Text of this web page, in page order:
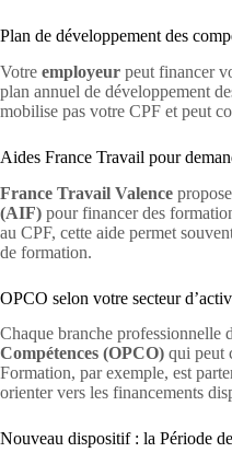
Plan de développement des
Votre employeur peut financer
plan annuel de développement
mobilise pas votre CPF et peut
Aides France Travail pour
France Travail Valence
(AIF) pour financer des
au CPF, cette aide permet
de formation.
OPCO selon votre secteur
Chaque branche professionnelle
Compétences (OPCO) qui peut
Formation, par exemple, est
orienter vers les financements
Nouveau dispositif : la Période